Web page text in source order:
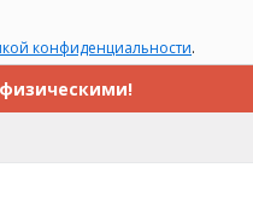
конфиденциальности.